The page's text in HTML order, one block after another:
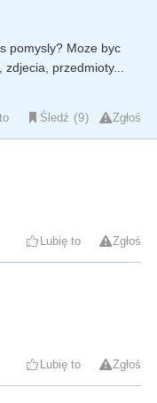
pomysly? Moze byc
przedmioty...
Śledź 9 Zgłoś
Lubię to Zgłoś
Lubię to Zgłoś